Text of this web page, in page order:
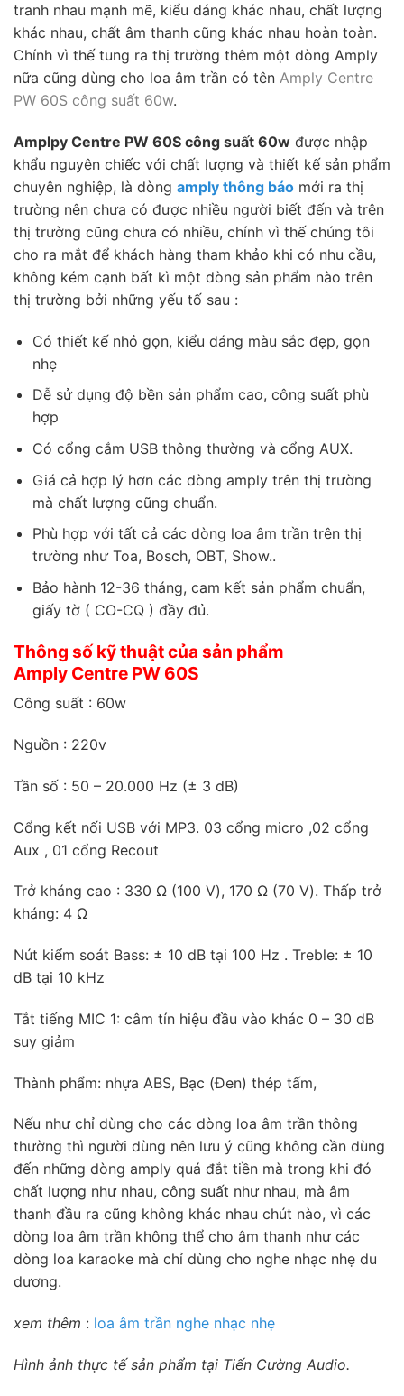
tranh nhau mạnh mẽ, kiểu dáng khác nhau, chất lượng
khác nhau, chất âm thanh cũng khác nhau hoàn toàn.
Chính vì thế tung ra thị trường thêm một dòng Amply
nữa cũng dùng cho loa âm trần có tên Amply Centre
PW 60S công suất 60w.
Amplpy Centre PW 60S công suất 60w được nhập
khẩu nguyên chiếc với chất lượng và thiết kế sản phẩm
chuyên nghiệp, là dòng amply thông báo mới ra thị
trường nên chưa có được nhiều người biết đến và trên
thị trường cũng chưa có nhiều, chính vì thế chúng tôi
cho ra mắt để khách hàng tham khảo khi có nhu cầu,
không kém cạnh bất kì một dòng sản phẩm nào trên
thị trường bởi những yếu tố sau :
Có thiết kế nhỏ gọn, kiểu dáng màu sắc đẹp, gọn
nhẹ
Dễ sử dụng độ bền sản phẩm cao, công suất phù
hợp
Có cổng cắm USB thông thường và cổng AUX.
Giá cả hợp lý hơn các dòng amply trên thị trường
mà chất lượng cũng chuẩn.
Phù hợp với tất cả các dòng loa âm trần trên thị
trường như Toa, Bosch, OBT, Show..
Bảo hành 12-36 tháng, cam kết sản phẩm chuẩn,
giấy tờ ( CO-CQ ) đầy đủ.
Thông số kỹ thuật của sản phẩm
Amply Centre PW 60S
Công suất : 60w
Nguồn : 220v
Tần số : 50 – 20.000 Hz (± 3 dB)
Cổng kết nối USB với MP3. 03 cổng micro ,02 cổng
Aux , 01 cổng Recout
Trở kháng cao : 330 Ω (100 V), 170 Ω (70 V). Thấp trở
kháng: 4 Ω
Nút kiểm soát Bass: ± 10 dB tại 100 Hz . Treble: ± 10
dB tại 10 kHz
Tắt tiếng MIC 1: câm tín hiệu đầu vào khác 0 – 30 dB
suy giảm
Thành phẩm: nhựa ABS, Bạc (Đen) thép tấm,
Nếu như chỉ dùng cho các dòng loa âm trần thông
thường thì người dùng nên lưu ý cũng không cần dùng
đến những dòng amply quá đắt tiền mà trong khi đó
chất lượng như nhau, công suất như nhau, mà âm
thanh đầu ra cũng không khác nhau chút nào, vì các
dòng loa âm trần không thể cho âm thanh như các
dòng loa karaoke mà chỉ dùng cho nghe nhạc nhẹ du
dương.
xem thêm : loa âm trần nghe nhạc nhẹ
Hình ảnh thực tế sản phẩm tại Tiến Cường Audio.